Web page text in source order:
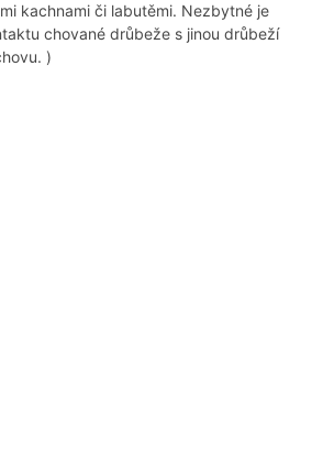
kachnami či labutěmi. Nezbytné je
chované drůbeže s jinou drůbeží
)